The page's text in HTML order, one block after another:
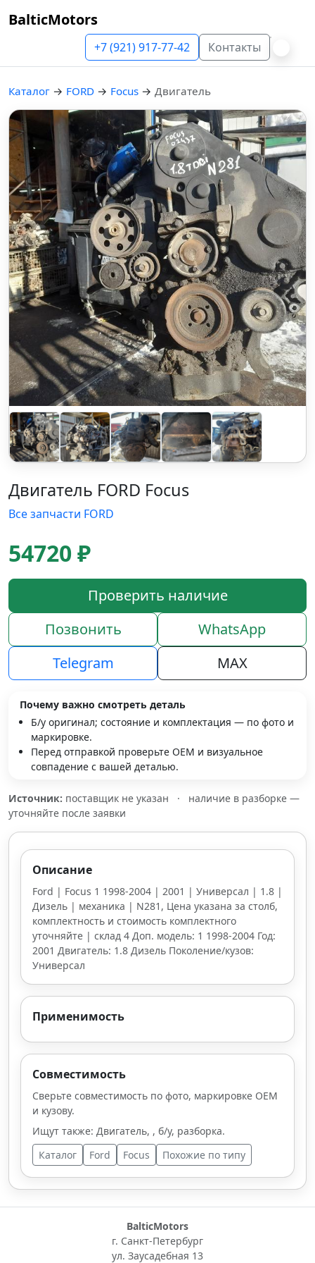
BalticMotors
+7 (921) 917-77-42 Контакты
Каталог → FORD → Focus → Двигатель
Двигатель FORD Focus
Все запчасти FORD
54720 ₽
Проверить наличие
Позвонить
WhatsApp
Telegram
MAX
Почему важно смотреть деталь
Б/у оригинал; состояние и комплектация — по фото и
маркировке.
Перед отправкой проверьте OEM и визуальное
совпадение с вашей деталью.
Источник: поставщик не указан ·
наличие в разборке —
уточняйте после заявки
Описание
Ford | Focus 1 1998-2004 | 2001 | Универсал | 1.8 |
Дизель | механика | N281, Цена указана за столб,
комплектность и стоимость комплектного
уточняйте | склад 4 Доп. модель: 1 1998-2004 Год:
2001 Двигатель: 1.8 Дизель Поколение/кузов:
Универсал
Применимость
Совместимость
Сверьте совместимость по фото, маркировке OEM
и кузову.
Ищут также: Двигатель, , б/у, разборка.
Каталог
Ford Focus Похожие по типу
BalticMotors
г. Санкт-Петербург
ул. Заусадебная 13